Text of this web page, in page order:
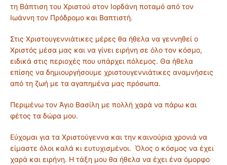
τη Βάπτιση του Χριστού στον Ιορδάνη ποταμό από τον
Ιωάννη τον Πρόδρομο και Βαπτιστή.
Στις Χριστουγεννιάτικες μέρες θα ήθελα να γεννηθεί ο
Χριστός μέσα μας και να γίνει ειρήνη σε όλο τον κόσμο,
ειδικά στις περιοχές που υπάρχει πόλεμος. Θα ήθελα
επίσης να δημιουργήσουμε χριστουγεννιάτικες αναμνήσεις
από τη ζωή με τα αγαπημένα μας πρόσωπα.
Περιμένω τον Άγιο Βασίλη με πολλή χαρά να πάρω και
φέτος τα δώρα μου.
Εύχομαι για τα Χριστούγεννα και την καινούρια χρονιά να
είμαστε όλοι καλά κι ευτυχισμένοι. Όλος ο κόσμος να έχει
χαρά και ειρήνη. Η τάξη μου θα ήθελα να έχει ένα όμορφο